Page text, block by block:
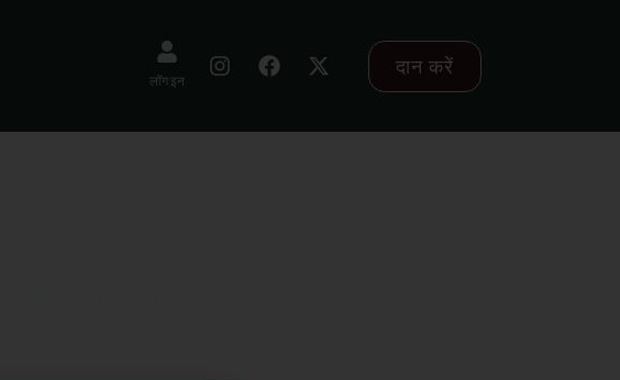
लॉग इन
दान करें